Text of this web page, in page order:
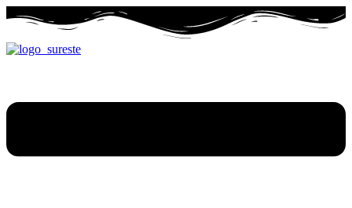
contenido